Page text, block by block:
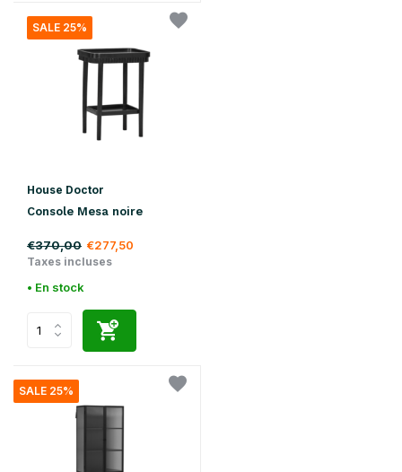
SALE 25%
House Doctor
Console Mesa noire
€370,00 €277,50
Taxes incluses
• En stock
SALE 25%